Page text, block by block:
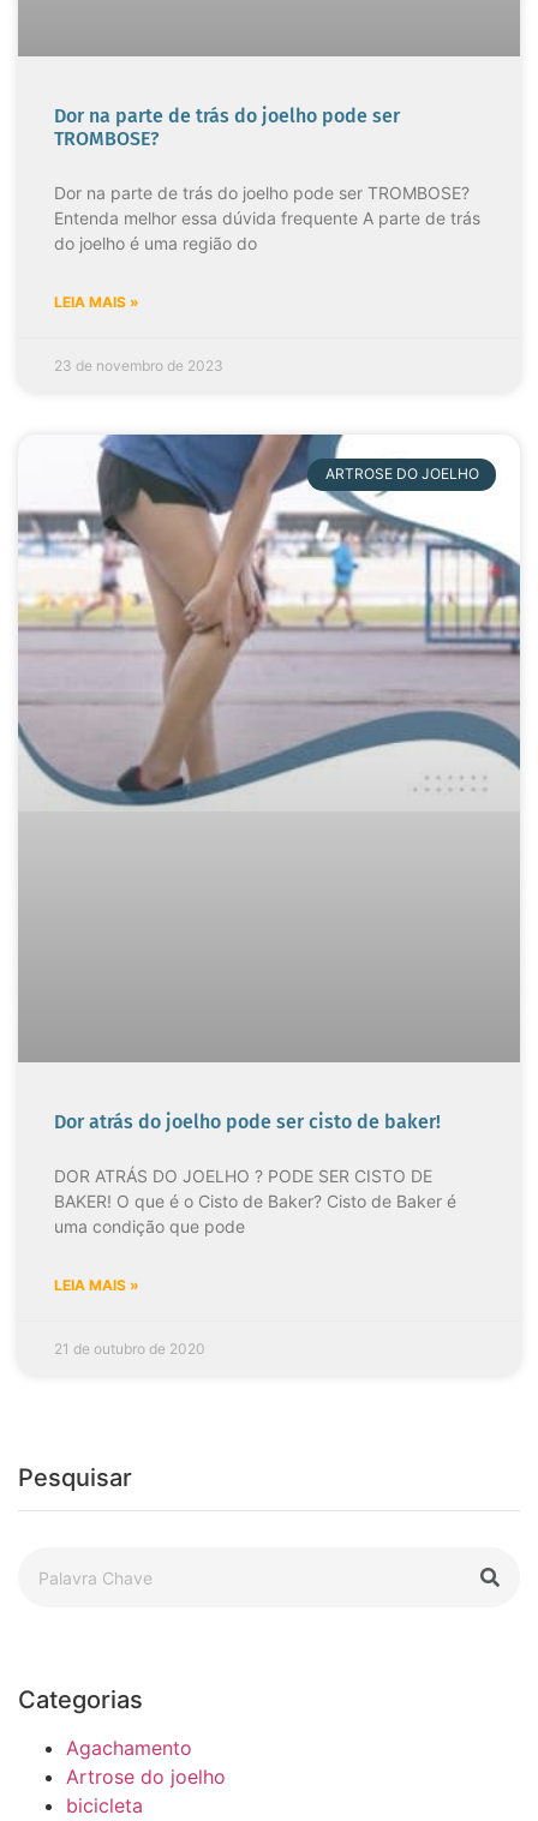
Dor na parte de trás do joelho pode ser
TROMBOSE?
Dor na parte de trás do joelho pode ser TROMBOSE?
Entenda melhor essa dúvida frequente A parte de trás
do joelho é uma região do
LEIA MAIS »
23 de novembro de 2023
ARTROSE DO JOELHO
Dor atrás do joelho pode ser cisto de baker!
DOR ATRÁS DO JOELHO ? PODE SER CISTO DE
BAKER! O que é o Cisto de Baker? Cisto de Baker é
uma condição que pode
LEIA MAIS »
21 de outubro de 2020
Pesquisar
Categorias
Agachamento
Artrose do joelho
bicicleta